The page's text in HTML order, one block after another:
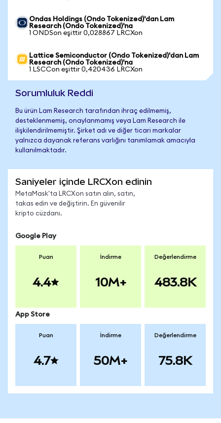
Ondas Holdings (Ondo Tokenized)'dan Lam
Research (Ondo Tokenized)'na
1 ONDSon eşittir 0,028867 LRCXon
Lattice Semiconductor (Ondo Tokenized)'dan Lam
Research (Ondo Tokenized)'na
1 LSCCon eşittir 0,420436 LRCXon
Sorumluluk Reddi
Bu ürün Lam Research tarafından ihraç edilmemiş,
desteklenmemiş, onaylanmamış veya Lam Research ile
ilişkilendirilmemiştir. Şirket adı ve diğer ticari markalar
yalnızca dayanak referans varlığını tanımlamak amacıyla
kullanılmaktadır.
Saniyeler içinde LRCXon edinin
MetaMask'ta LRCXon satın alın, satın,
takas edin ve değiştirin. En güvenilir
kripto cüzdanı.
Google Play
Puan
4.4
İndirme
10M+
Değerlendirme
483.8K
App Store
Puan
4.7
İndirme
50M+
Değerlendirme
75.8K